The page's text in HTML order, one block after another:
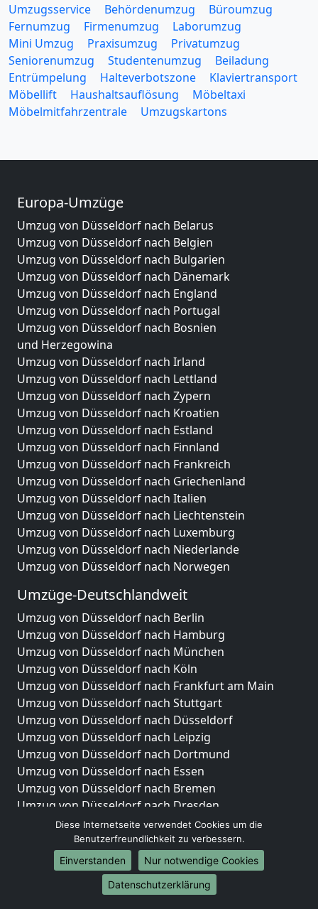
Umzugsservice Behördenumzug
Büroumzug
Fernumzug
Firmenumzug
Laborumzug
Mini Umzug
Praxisumzug
Privatumzug
Seniorenumzug
Studentenumzug
Beiladung
Entrümpelung
Halteverbotszone
Klaviertransport
Möbellift
Haushaltsauflösung
Möbeltaxi
Möbelmitfahrzentrale
Umzugskartons
Europa-Umzüge
Umzug von Düsseldorf nach Belarus
Umzug von Düsseldorf nach Belgien
Umzug von Düsseldorf nach Bulgarien
Umzug von Düsseldorf nach Dänemark
Umzug von Düsseldorf nach England
Umzug von Düsseldorf nach Portugal
Umzug von Düsseldorf nach Bosnien
und Herzegowina
Umzug von Düsseldorf nach Irland
Umzug von Düsseldorf nach Lettland
Umzug von Düsseldorf nach Zypern
Umzug von Düsseldorf nach Kroatien
Umzug von Düsseldorf nach Estland
Umzug von Düsseldorf nach Finnland
Umzug von Düsseldorf nach Frankreich
Umzug von Düsseldorf nach Griechenland
Umzug von Düsseldorf nach Italien
Umzug von Düsseldorf nach Liechtenstein
Umzug von Düsseldorf nach Luxemburg
Umzug von Düsseldorf nach Niederlande
Umzug von Düsseldorf nach Norwegen
Umzüge-Deutschlandweit
Umzug von Düsseldorf nach Berlin
Umzug von Düsseldorf nach Hamburg
Umzug von Düsseldorf nach München
Umzug von Düsseldorf nach Köln
Umzug von Düsseldorf nach Frankfurt am Main
Umzug von Düsseldorf nach Stuttgart
Umzug von Düsseldorf nach Düsseldorf
Umzug von Düsseldorf nach Leipzig
Umzug von Düsseldorf nach Dortmund
Umzug von Düsseldorf nach Essen
Umzug von Düsseldorf nach Bremen
Umzug von Düsseldorf nach Dresden
Umzug von Düsseldorf nach Hannover
Umzug von Düsseldorf nach Nürnberg
Umzug von Düsseldorf nach Duisburg
Umzug von Düsseldorf nach Bochum
Umzug von Düsseldorf nach Wuppertal
Diese Internetseite verwendet Cookies um die
Benutzerfreundlichkeit zu verbessern.
Einverstanden
Nur notwendige Cookies
Datenschutzerklärung